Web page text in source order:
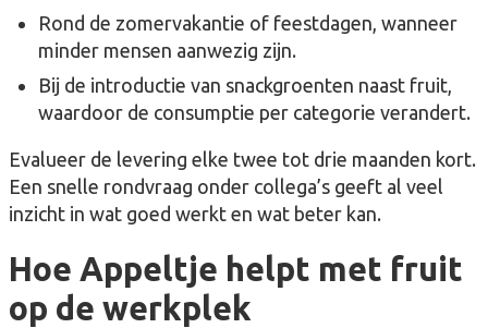
Rond de zomervakantie of feestdagen, wanneer
minder mensen aanwezig zijn.
Bij de introductie van snackgroenten naast fruit,
waardoor de consumptie per categorie verandert.
Evalueer de levering elke twee tot drie maanden kort.
Een snelle rondvraag onder collega’s geeft al veel
inzicht in wat goed werkt en wat beter kan.
Hoe Appeltje helpt met fruit
op de werkplek